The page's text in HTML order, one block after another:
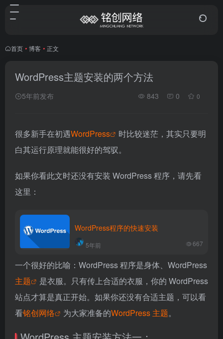
首页 • 博客 • 正文
WordPress主题安装的两个方法
5年前发布 843 0 0
很多新手在初遇WordPress
时比较迷茫，其实只要明
白其运行原理就能很好的驾驭。
如果你看此文时还没有安装 WordPress 程序，请先看
这里：
WordPress程序的快速安装
5年前 667
一个很好的比喻：WordPress 程序是身体、WordPress
主题
是衣服。只有传上合适的衣服，你的 WordPress
站点才算是真正开始。如果你还没有合适主题，可以看
看铭创网络 为大家准备的WordPress 主题。